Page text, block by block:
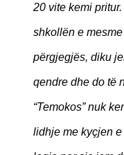
20 vite kemi
shkollën e mesme
përgjegjës, diku
qendre dhe do të
“Temokos” nuk
lidhje me kyçjen